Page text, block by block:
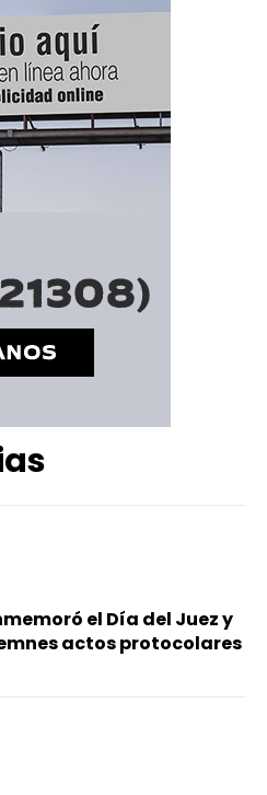
el Día del Juez y
actos protocolares